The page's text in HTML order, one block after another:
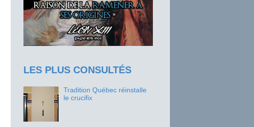
LES PLUS CONSULTÉS
Tradition Québec réinstalle
le crucifix